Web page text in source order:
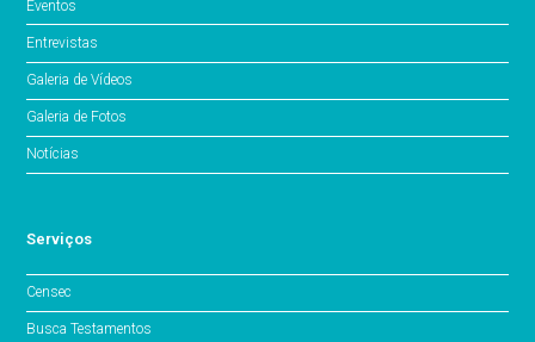
Eventos
Entrevistas
Galeria de Vídeos
Galeria de Fotos
Notícias
Serviços
Censec
Busca Testamentos